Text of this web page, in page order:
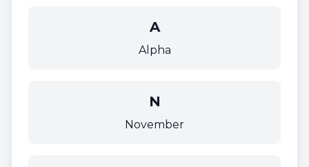
A
Alpha
N
November